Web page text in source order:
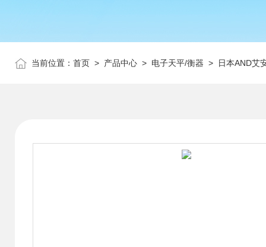
当前位置： 首页 > 产品中心 > 电子天平/衡器 > 日本AND艾